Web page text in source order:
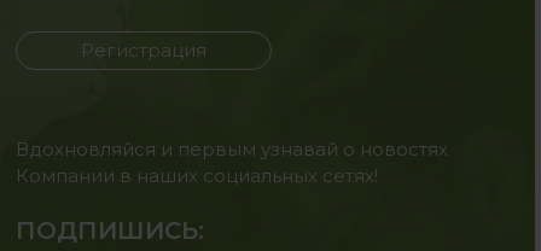
Регистрация
Вдохновляйся и первым узнавай о новостях
Компании в наших социальных сетях!
ПОДПИШИСЬ: